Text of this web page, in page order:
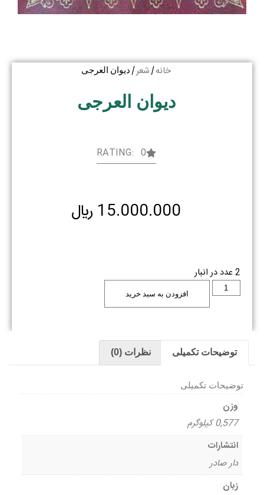
خانه/ شعر/ دیوان العرجی
دیوان العرجی
RATING: 0
15.000.000 ﷼
2 عدد در انبار
افزودن به سبد خرید
توضیحات تکمیلی نظرات (0)
توضیحات تکمیلی
وزن
0,577 کیلوگرم
انتشارات
دار صادر
زبان